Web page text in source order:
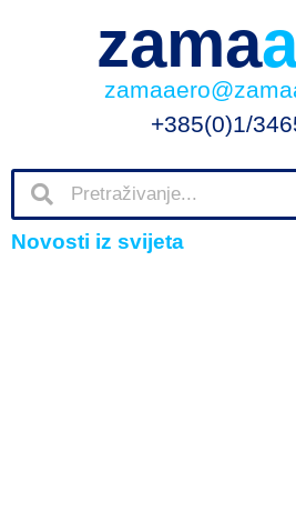
zama
+385(0)1/
Novosti iz svijeta